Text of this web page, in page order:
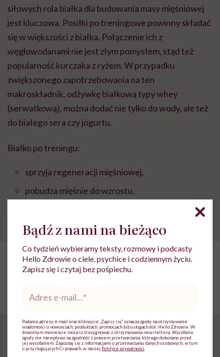
siłowych rola białka dla budowania masy mięśniowej
jest kluczowa. Posiłki po treningowe powinny składać
się w większości z białka. Połączenie ich z
węglowodanami nie jest złym pomysłem, stąd też
popularność kurczaka z ryżem. W przypadku
zwiększonego zapotrzebowania na ten
makroskładnik, odżywkę białkową typy whey
(serwatkową), można dodać nie tylko do wody, ale też
do białego sera czy jogurtu.
Białko po treningu:
sprzyja regeneracji mięśniowej,
pobudza mięśnie do wzrostu,
POLECAMY
Kiedy brać białko, rodzaje białka,
przeciwwskazania
Redukcja a odżywki
Bądź z nami na bieżąco
Co tydzień wybieramy teksty, rozmowy i podcasty
Hello Zdrowie o ciele, psychice i codziennym życiu.
Zapisz się i czytaj bez pośpiechu.
*
Podanie adresu e-mail oraz kliknięcie „Zapisz się” oznacza zgodę na otrzymywanie
wiadomości o nowościach, produktach, promocjach lub usługach dot. Hello Zdrowie. W
dowolnym momencie możesz zrezygnować z otrzymywania newslettera. Wycofanie
zgody nie ma wpływu na zgodność z prawem przetwarzania, którego dokonano przed
jej wycofaniem. Zapoznaj się z informacjami o przetwarzaniu danych osobowych, w tym
o przysługujących Ci prawach, w naszej Polityce prywatności